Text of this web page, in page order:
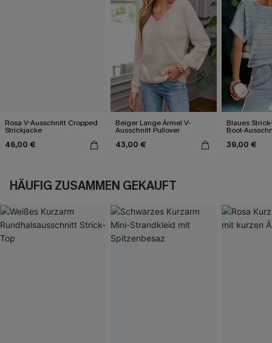
Rosa V-Ausschnitt Cropped
Strickjacke
46,00 €
Beiger Lange Ärmel V-
Ausschnitt Pullover
43,00 €
Blaues
Boot-
39,00 €
HÄUFIG ZUSAMMEN GEKAUFT